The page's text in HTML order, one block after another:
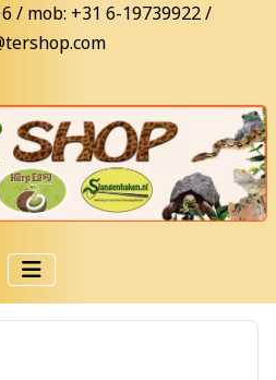
/ mob: +31 6-19739922 /